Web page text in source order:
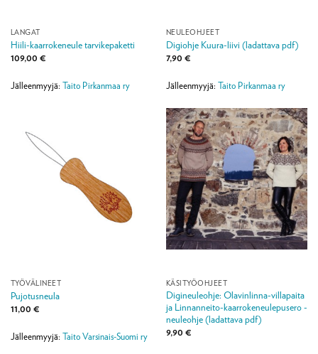
LANGAT
Hiili-kaarrokeneule tarvikepaketti
109,00 €
Jälleenmyyjä: Taito Pirkanmaa ry
NEULEOHJEET
Digiohje Kuura-liivi (ladattava pdf)
7,90 €
Jälleenmyyjä: Taito Pirkanmaa ry
TYÖVÄLINEET
Pujotusneula
11,00 €
Jälleenmyyjä: Taito Varsinais-Suomi ry
KÄSITYÖOHJEET
Digineuleohje: Olavinlinna-villapaita
ja Linnanneito-kaarrokeneulepusero -
neuleohje (ladattava pdf)
9,90 €